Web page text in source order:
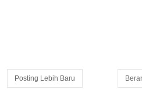
Posting Lebih Baru